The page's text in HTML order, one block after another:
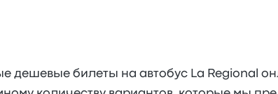
дешевые билеты на автобус La Regional